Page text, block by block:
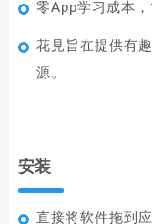
零App学习成本
花見旨在提供有
源。
安装
直接将软件拖到